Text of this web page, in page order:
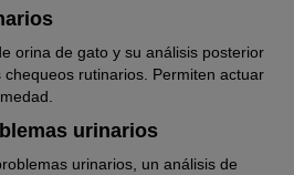
orina de gato y su análisis posterior
rutinarios. Permiten actuar
urinarios
urinarios, un análisis de